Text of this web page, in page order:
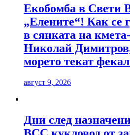
Екобомба в Свети
„Елените“! Как се
в сянката на
Николай
морето текат
август 9, 2026
Дни след